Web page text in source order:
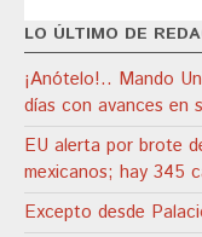
LO ÚLTIMO DE
¡Anótelo!.. Mando
días con avances en
EU alerta por brote
mexicanos; hay 345
Excepto desde